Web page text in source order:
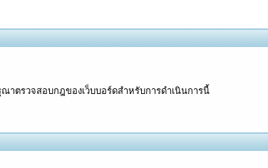
รวจสอบกฎของเว็บบอร์ดสำหรับการดำเนินการนี้